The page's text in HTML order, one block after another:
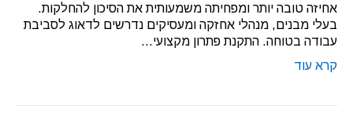
אחיזה טובה יותר ומפחיתה משמעותית את הסיכון להחלקות.
בעלי מבנים, מנהלי אחזקה ומעסיקים נדרשים לדאוג לסביבת
עבודה בטוחה. התקנת פתרון מקצועי…
קרא עוד